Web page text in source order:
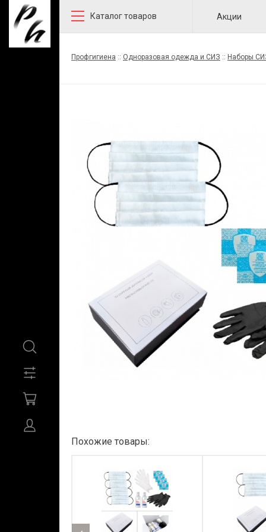
Каталог товаров Акции
Профгигиена :: Одноразовая одежда и СИЗ :: Наборы
Похожие товары: